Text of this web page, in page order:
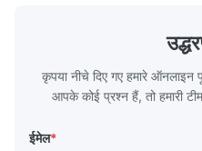
robust and adaptable.
कृपया नीचे दिए गए हमारे ऑनलाइन
आपके कोई प्रश्न हैं, तो हमारी
ईमेल*